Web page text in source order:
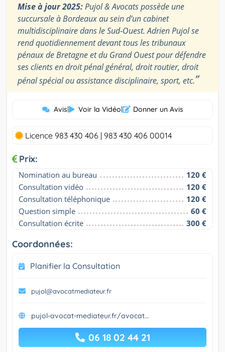
Mise à jour 2025:Pujol & Avocats possède une
succursale à Bordeaux au sein d’un cabinet
multidisciplinaire dans le Sud-Ouest. Adrien Pujol se
rend quotidiennement devant tous les tribunaux
pénaux de Bretagne et du Grand Ouest pour défendre
ses clients en droit pénal général, droit routier, droit
pénal spécial ou assistance disciplinaire, sport, etc.”
Avis| Voir la Vidéo| Donner un Avis
Licence 983 430 406 | 983 430 406 00014
Prix:
Nomination au bureau
120 €
Consultation vidéo
120 €
Consultation téléphonique
120 €
Question simple
60 €
Consultation écrite
300 €
Coordonnées:
Planifier la Consultation
pujol@avocatmediateur.fr
pujol-avocat-mediateur.fr/avocat...
06 18 02 44 21